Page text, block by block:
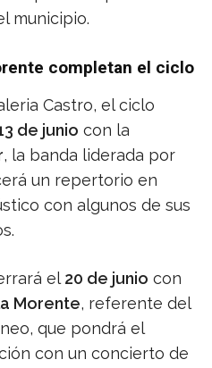
municipio.
completan el ciclo
Castro, el ciclo
de junio con la
, la banda liderada por
un repertorio en
con algunos de sus
el20 de junio con
Morente, referente del
que pondrá el
con un concierto de